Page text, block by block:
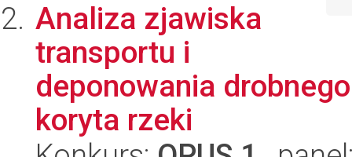
Analiza zjawiska
transportu i
deponowania
koryta rzeki